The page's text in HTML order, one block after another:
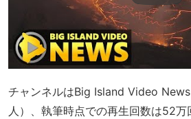
チャンネルはBig Island Video
人）、執筆時点での再生回数は52万